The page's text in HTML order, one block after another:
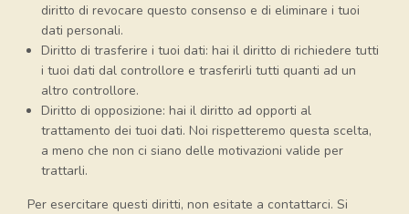
diritto di revocare questo consenso e di eliminare i tuoi
dati personali.
Diritto di trasferire i tuoi dati: hai il diritto di richiedere tutti
i tuoi dati dal controllore e trasferirli tutti quanti ad un
altro controllore.
Diritto di opposizione: hai il diritto ad opporti al
trattamento dei tuoi dati. Noi rispetteremo questa scelta,
a meno che non ci siano delle motivazioni valide per
trattarli.
Per esercitare questi diritti, non esitate a contattarci. Si